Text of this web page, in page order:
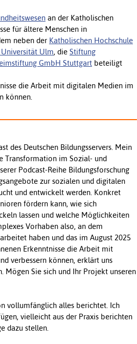
an der Katholischen
für ältere Menschen in
neben der Katholischen Hochschule
Ulm, die Stiftung
GmbH Stuttgart beteiligt
die Arbeit mit digitalen Medien im
können.
des Deutschen Bildungsservers. Mein
Transformation im Sozial- und
Podcast-Reihe Bildungsforschung
zur sozialen und digitalen
und entwickelt werden. Konkret
fördern kann, wie sich
lassen und welche Möglichkeiten
Vorhaben also, an dem
haben und das im August 2025
Erkenntnisse die Arbeit mit
verbessern können, erklärt uns
Mögen Sie sich und Ihr Projekt unseren
vollumfänglich alles berichtet. Ich
vielleicht aus der Praxis berichten
dazu stellen.